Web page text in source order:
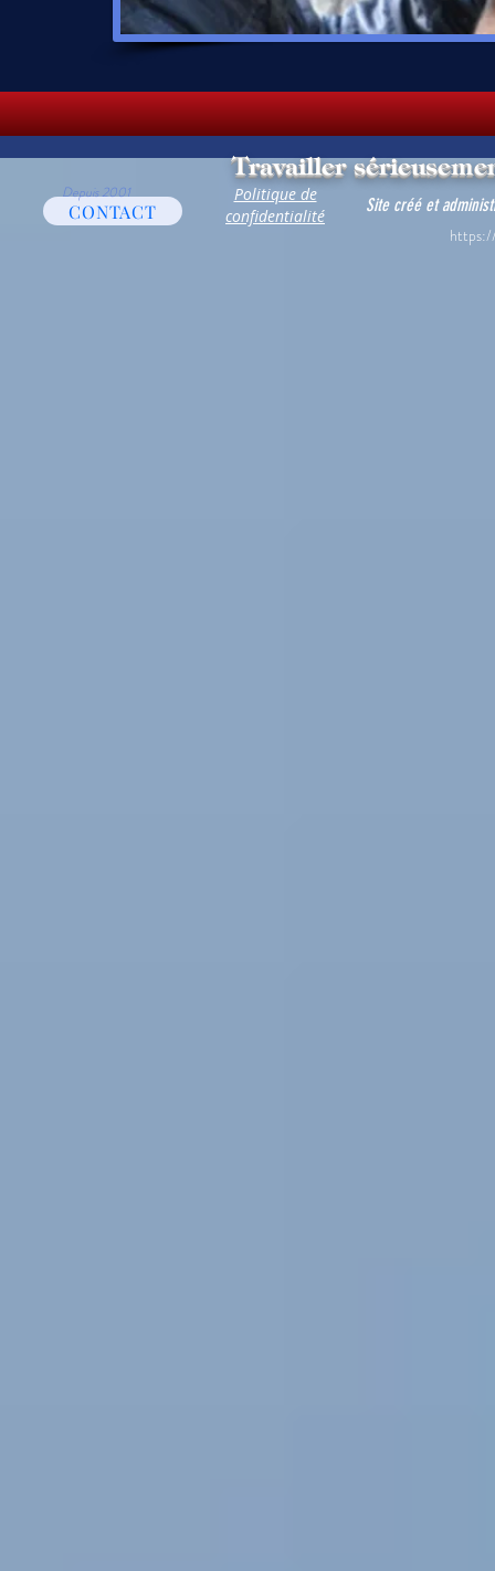
CONTACT
Travailler
Politique de
confidentialité
Site créé et
Depuis 2001